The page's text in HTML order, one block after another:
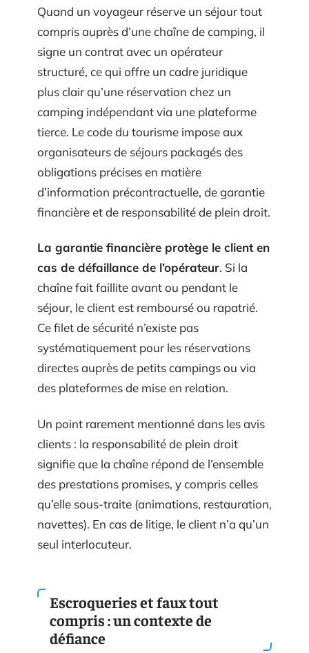
Quand un voyageur réserve un séjour tout
compris auprès d’une chaîne de camping, il
signe un contrat avec un opérateur
structuré, ce qui offre un cadre juridique
plus clair qu’une réservation chez un
camping indépendant via une plateforme
tierce. Le code du tourisme impose aux
organisateurs de séjours packagés des
obligations précises en matière
d’information précontractuelle, de garantie
financière et de responsabilité de plein droit.
La garantie financière protège le client en
cas de défaillance de l’opérateur. Si la
chaîne fait faillite avant ou pendant le
séjour, le client est remboursé ou rapatrié.
Ce filet de sécurité n’existe pas
systématiquement pour les réservations
directes auprès de petits campings ou via
des plateformes de mise en relation.
Un point rarement mentionné dans les avis
clients : la responsabilité de plein droit
signifie que la chaîne répond de l’ensemble
des prestations promises, y compris celles
qu’elle sous-traite (animations, restauration,
navettes). En cas de litige, le client n’a qu’un
seul interlocuteur.
Escroqueries et faux tout
compris : un contexte de
défiance